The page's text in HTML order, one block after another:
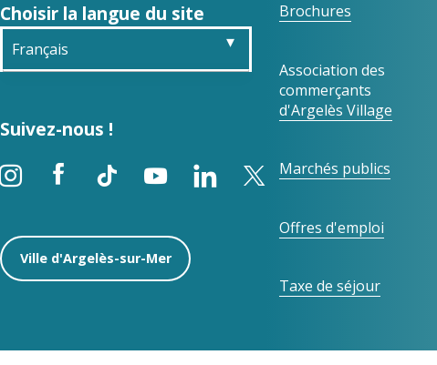
Choisir la langue du site
Français
Suivez-nous !
Ville d'Argelès-sur-Mer
Brochures
Association des
commerçants
d'Argelès Village
Marchés publics
Offres d'emploi
Taxe de séjour